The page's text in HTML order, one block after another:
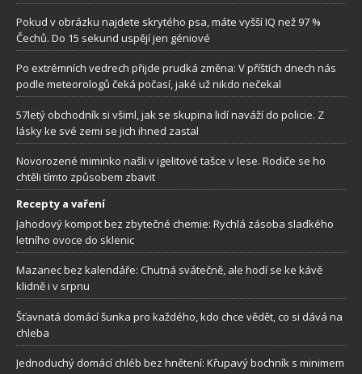
Pokud v obrázku najdete skrytého psa, máte vyšší IQ než 97 %
Čechů. Do 15 sekund uspějí jen géniové
Po extrémních vedrech přijde prudká změna: V příštích dnech nás
podle meteorologů čeká počasí, jaké už nikdo nečekal
57letý obchodník si všiml, jak se skupina lidí naváží do policie. Z
lásky ke své zemi se jich ihned zastal
Novorozené miminko našli v igelitové tašce v lese. Rodiče se ho
chtěli tímto způsobem zbavit
Recepty a vaření
Jahodový kompot bez zbytečné chemie: Rychlá zásoba sladkého
letního ovoce do sklenic
Mazanec bez kalendáře: Chutná svátečně, ale hodí se ke kávě
klidně i v srpnu
Šťavnatá domácí šunka pro každého, kdo chce vědět, co si dává na
chleba
Jednoduchý domácí chléb bez hnětení: Křupavý bochník s minimem